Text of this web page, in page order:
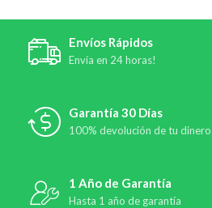
Envíos Rápidos
Envía en 24 horas!
Garantía 30 Días
100% devolución de tu dinero
1 Año de Garantía
Hasta 1 año de garantía